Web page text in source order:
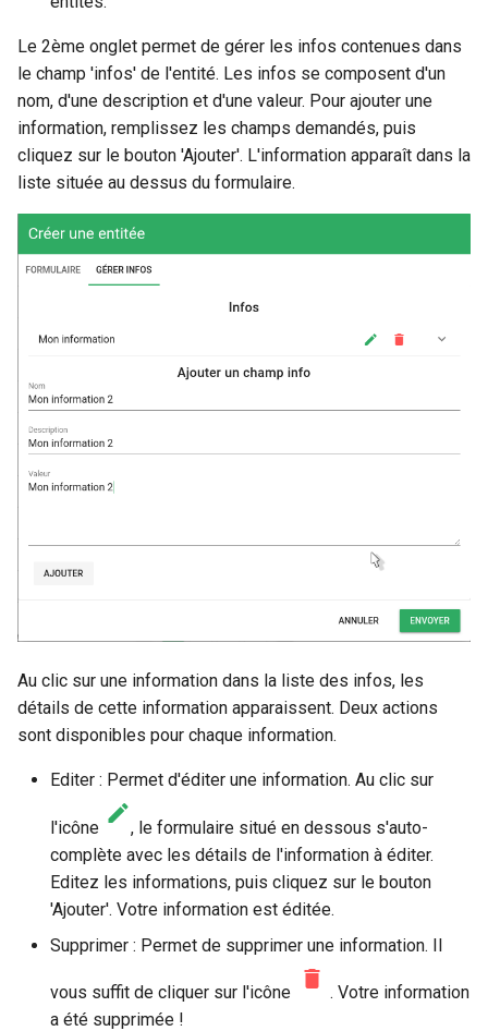
Le 2ème onglet permet de gérer les infos contenues dans
le champ 'infos' de l'entité. Les infos se composent d'un
nom, d'une description et d'une valeur. Pour ajouter une
information, remplissez les champs demandés, puis
cliquez sur le bouton 'Ajouter'. L'information apparaît dans la
liste située au dessus du formulaire.
Au clic sur une information dans la liste des infos, les
détails de cette information apparaissent. Deux actions
sont disponibles pour chaque information.
Editer : Permet d'éditer une information. Au clic sur
l'icône
, le formulaire situé en dessous s'auto-
complète avec les détails de l'information à éditer.
Editez les informations, puis cliquez sur le bouton
'Ajouter'. Votre information est éditée.
Supprimer : Permet de supprimer une information. Il
vous suffit de cliquer sur l'icône
. Votre information
a été supprimée !